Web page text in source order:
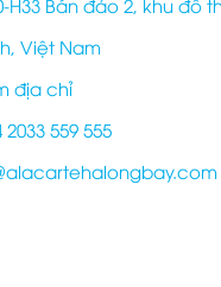
H33 Bán đảo 2, khu đô
Việt Nam
địa chỉ
2033 559 555